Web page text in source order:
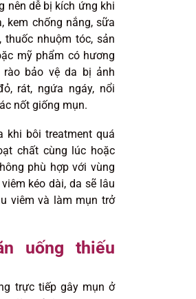
nên dễ bị kích ứng khi
kem chống nắng, sữa
thuốc nhuộm tóc, sản
mỹ phẩm có hương
rào bảo vệ da bị ảnh
rát, ngứa ngáy, nổi
nốt giống mụn.
khi bôi treatment quá
chất cùng lúc hoặc
phù hợp với vùng
kéo dài, da sẽ lâu
viêm và làm mụn trở
uống thiếu
trực tiếp gây mụn ở